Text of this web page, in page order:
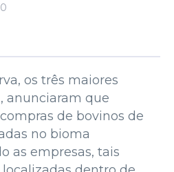
os três maiores
anunciaram que
de bovinos de
no bioma
as empresas, tais